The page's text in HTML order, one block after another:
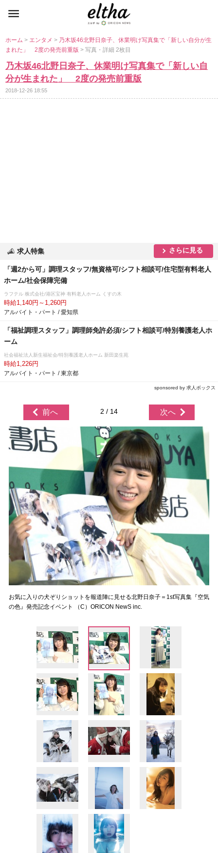
ホーム> エンタメ> 乃木坂46北野日奈子、休業明け写真集で「新しい自分が生
まれた」 2度の発売前重版> 写真・詳細 2枚目
乃木坂46北野日奈子、休業明け写真集で「新しい自
分が生まれた」 2度の発売前重版
2018-12-26 18:55
求人特集 さらに見る
「週2から可」調理スタッフ/無資格可/シフト相談可/住宅型有料老人
ホーム/社会保障完備
ラフテル 株式会社/港区宝神 有料老人ホーム くすの木
時給1,140円～1,260円
アルバイト・パート / 愛知県
「福祉調理スタッフ」調理師免許必須/シフト相談可/特別養護老人ホ
ーム
社会福祉法人新生福祉会/特別養護老人ホーム 新田楽生苑
時給1,226円
アルバイト・パート / 東京都
sponsored by 求人ボックス
前へ 2 / 14 次へ
お気に入りの犬ぞりショットを報道陣に見せる北野日奈子＝1st写真集『空気
の色』発売記念イベント （C）ORICON NewS inc.